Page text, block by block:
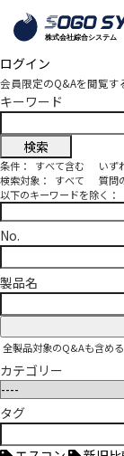
ログイン
会員限定のQ&Aを閲覧す
キーワード
条件： すべて含む
いず
検索対象：
すべて 質問
以下のキーワードを除く：
No.
製品名
全製品対象のQ&Aも含める
カテゴリー
タグ